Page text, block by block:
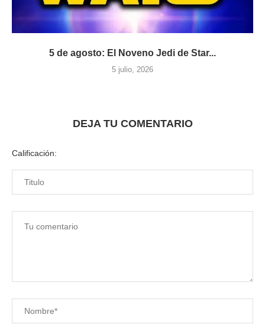
5 de agosto: El Noveno Jedi de Star...
5 julio, 2026
DEJA TU COMENTARIO
Calificación: